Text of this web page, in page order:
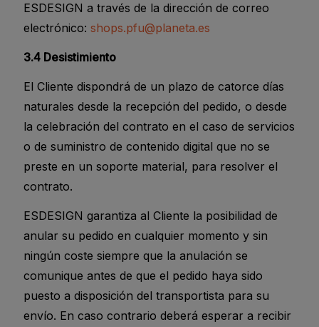
ESDESIGN a través de la dirección de correo
electrónico:shops.pfu@planeta.es
3.4 Desistimiento
El Cliente dispondrá de un plazo de catorce días
naturales desde la recepción del pedido, o desde
la celebración del contrato en el caso de servicios
o de suministro de contenido digital que no se
preste en un soporte material, para resolver el
contrato.
ESDESIGN garantiza al Cliente la posibilidad de
anular su pedido en cualquier momento y sin
ningún coste siempre que la anulación se
comunique antes de que el pedido haya sido
puesto a disposición del transportista para su
envío. En caso contrario deberá esperar a recibir